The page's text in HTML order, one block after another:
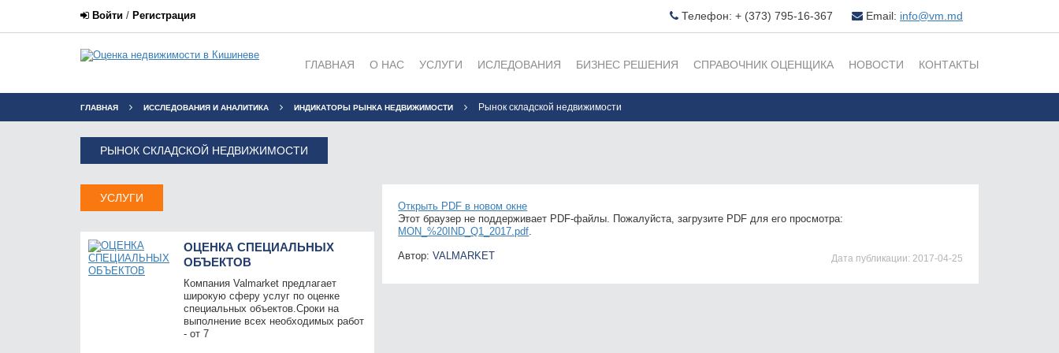
Войти / Регистрация Телефон: + (373) 795-16-367 Email: info@vm.md
ГЛАВНАЯ О НАС УСЛУГИ ИСЛЕДОВАНИЯ БИЗНЕС РЕШЕНИЯ СПРАВОЧНИК ОЦЕНЩИКА НОВОСТИ КОНТАКТЫ
ГЛАВНАЯ ИССЛЕДОВАНИЯ И АНАЛИТИКА ИНДИКАТОРЫ РЫНКА НЕДВИЖИМОСТИ Рынок складской недвижимости
РЫНОК СКЛАДСКОЙ НЕДВИЖИМОСТИ
УСЛУГИ
ОЦЕНКА СПЕЦИАЛЬНЫХ
ОБЪЕКТОВ
Компания Valmarket предлагает
широкую сферу услуг по оценке
специальных объектов.Сроки на
выполнение всех необходимых работ
- от 7
Открыть PDF в новом окне
Этот браузер не поддерживает PDF-файлы. Пожалуйста, загрузите PDF для его просмотра:
MON_%20IND_Q1_2017.pdf.
Автор:VALMARKET Дата публикации: 2017-04-25